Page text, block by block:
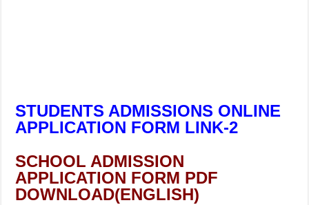
STUDENTS ADMISSIONS ONLINE
APPLICATION FORM LINK-2
SCHOOL ADMISSION
APPLICATION FORM PDF
DOWNLOAD(ENGLISH)